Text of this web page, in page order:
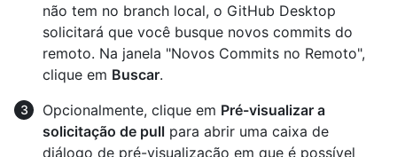
não tem no branch local, o GitHub Desktop
solicitará que você busque novos commits do
remoto. Na janela "Novos Commits no Remoto",
clique em Buscar.
Opcionalmente, clique em Pré-visualizar a
solicitação de pull para abrir uma caixa de
diálogo de pré-visualização em que é possível